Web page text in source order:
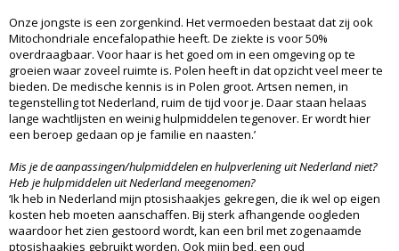
Onze jongste is een zorgenkind. Het vermoeden bestaat dat zij ook
Mitochondriale encefalopathie heeft. De ziekte is voor 50%
overdraagbaar. Voor haar is het goed om in een omgeving op te
groeien waar zoveel ruimte is. Polen heeft in dat opzicht veel meer te
bieden. De medische kennis is in Polen groot. Artsen nemen, in
tegenstelling tot Nederland, ruim de tijd voor je. Daar staan helaas
lange wachtlijsten en weinig hulpmiddelen tegenover. Er wordt hier
een beroep gedaan op je familie en naasten.’
Mis je de aanpassingen/hulpmiddelen en hulpverlening uit Nederland niet?
Heb je hulpmiddelen uit Nederland meegenomen?
‘Ik heb in Nederland mijn ptosishaakjes gekregen, die ik wel op eigen
kosten heb moeten aanschaffen. Bij sterk afhangende oogleden
waardoor het zien gestoord wordt, kan een bril met zogenaamde
ptosishaakjes gebruikt worden. Ook mijn bed, een oud